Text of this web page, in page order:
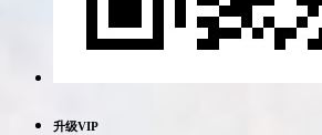
升级VIP